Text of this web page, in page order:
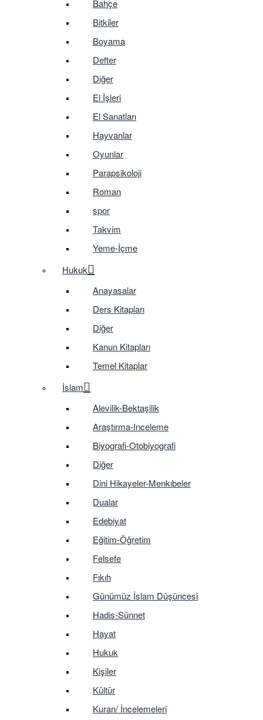
Bahçe
Bitkiler
Boyama
Defter
Diğer
El İşleri
El Sanatları
Hayvanlar
Oyunlar
Parapsikoloji
Roman
spor
Takvim
Yeme-İçme
Hukuk
Anayasalar
Ders Kitapları
Diğer
Kanun Kitapları
Temel Kitaplar
İslam
Alevilik-Bektaşilik
Araştırma-Inceleme
Biyografi-Otobiyografi
Diğer
Dini Hikayeler-Menkıbeler
Dualar
Edebiyat
Eğitim-Öğretim
Felsefe
Fıkıh
Günümüz İslam Düşüncesi
Hadis-Sünnet
Hayat
Hukuk
Kişiler
Kültür
Kuran/ İncelemeleri